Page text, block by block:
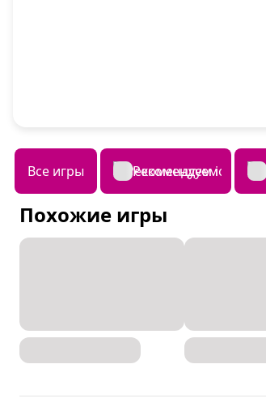
Все игры Рекомендуем
Похожие игры